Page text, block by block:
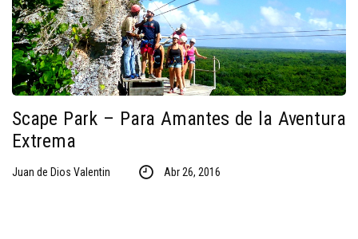
Scape Park – Para Amantes de la Aventura
Extrema
Juan de Dios Valentin Abr 26, 2016